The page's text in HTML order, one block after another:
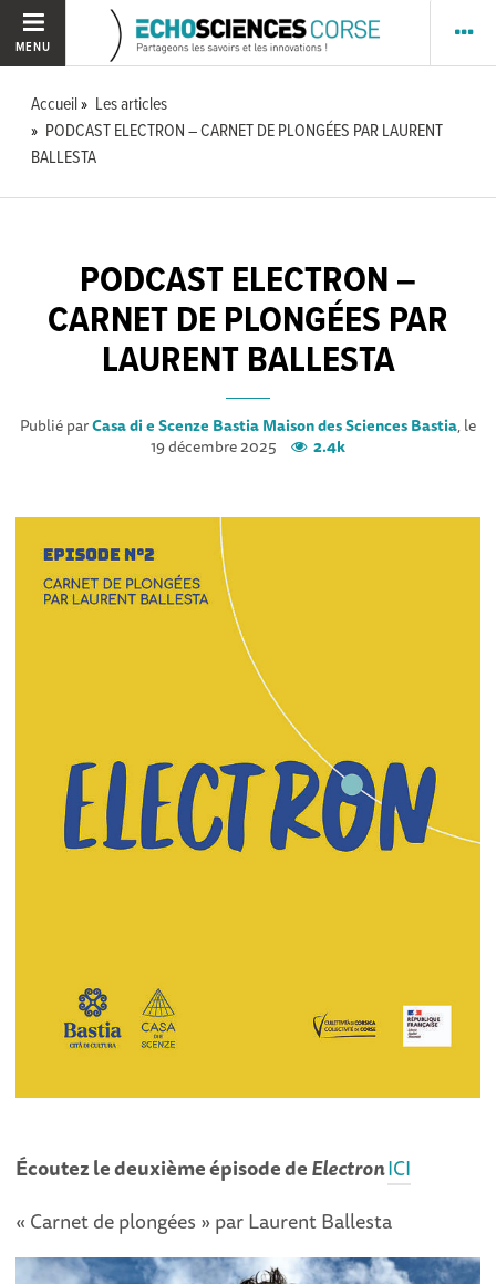
MENU
Accueil
Les articles
PODCAST ELECTRON – CARNET DE PLONGÉES PAR LAURENT
BALLESTA
PODCAST ELECTRON –
CARNET DE PLONGÉES PAR
LAURENT BALLESTA
Publié parCasa di e Scenze Bastia Maison des Sciences Bastia, le
19 décembre 2025
2.4k
Écoutez le deuxième épisode deElectronICI
« Carnet de plongées » par Laurent Ballesta